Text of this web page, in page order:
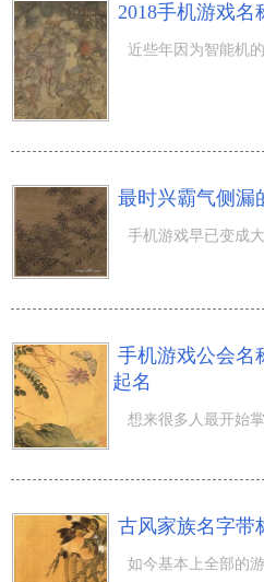
2018手机游戏名
最时兴霸气侧漏
手机游戏公会名
起名
古风家族名字带